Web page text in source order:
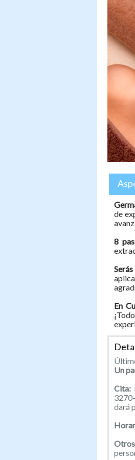
de
8
En
Un
Cita:
dará